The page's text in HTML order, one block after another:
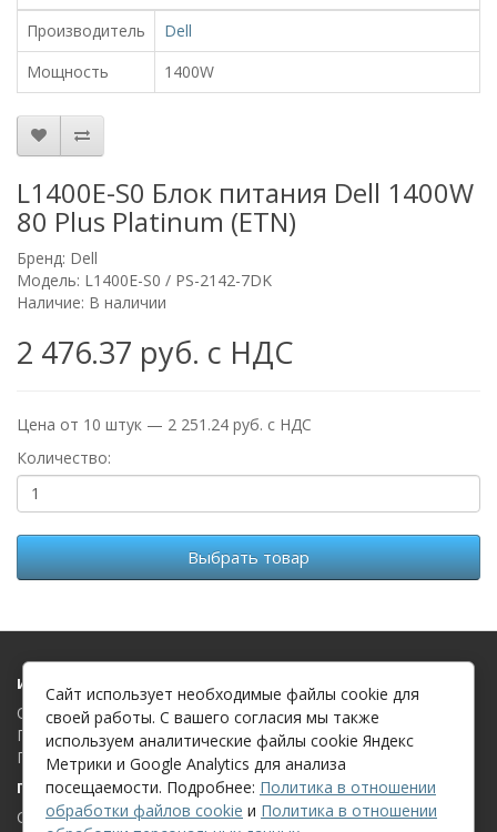
Производитель
Dell
Мощность
1400W
L1400E-S0 Блок питания Dell 1400W
80 Plus Platinum (ETN)
Бренд: Dell
Модель: L1400E-S0 / PS-2142-7DK
Наличие: В наличии
2 476.37 руб. с НДС
Цена от 10 штук — 2 251.24 руб. с НДС
Количество:
Выбрать товар
Информация
О компании
Политика в отношении обработки файлов cookie
Политика в отношении обработки персональных данных
Поддержка клиентов
Связаться с нами
Сайт использует необходимые файлы cookie для
своей работы. С вашего согласия мы также
используем аналитические файлы cookie Яндекс
Метрики и Google Analytics для анализа
посещаемости. Подробнее: Политика в отношении
обработки файлов cookie и Политика в отношении